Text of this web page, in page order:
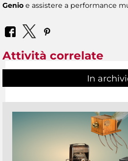
Genio e assistere a performance
Attività correlate
In